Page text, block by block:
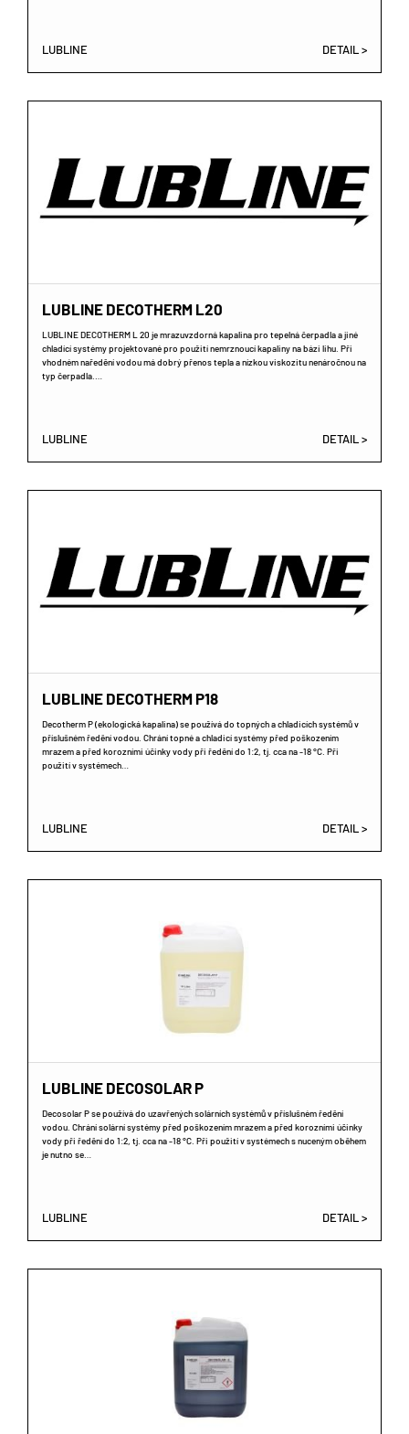
LUBLINE DETAIL >
LUBLINE DECOTHERM L20
LUBLINE DECOTHERM L 20 je mrazuvzdorná kapalina pro tepelná čerpadla a jiné
chladící systémy projektované pro použití nemrznoucí kapaliny na bázi lihu. Při
vhodném naředění vodou má dobrý přenos tepla a nízkou viskozitu nenáročnou na
typ čerpadla.…
LUBLINE DETAIL >
LUBLINE DECOTHERM P18
Decotherm P (ekologická kapalina) se používá do topných a chladicích systémů v
příslušném ředění vodou. Chrání topné a chladicí systémy před poškozením
mrazem a před korozními účinky vody při ředění do 1:2, tj. cca na -18 °C. Při
použití v systémech…
LUBLINE DETAIL >
LUBLINE DECOSOLAR P
Decosolar P se používá do uzavřených solárních systémů v příslušném ředění
vodou. Chrání solární systémy před poškozením mrazem a před korozními účinky
vody při ředění do 1:2, tj. cca na -18 °C. Při použití v systémech s nuceným oběhem
je nutno se…
LUBLINE DETAIL >